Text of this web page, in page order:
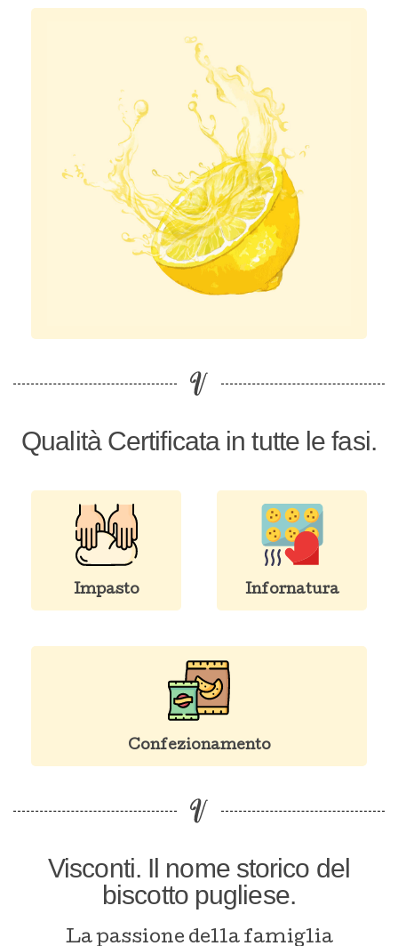
Qualità Certificata in tutte le fasi.
Impasto Infornatura
Confezionamento
Visconti. Il nome storico del
biscotto pugliese.
La passione della famiglia